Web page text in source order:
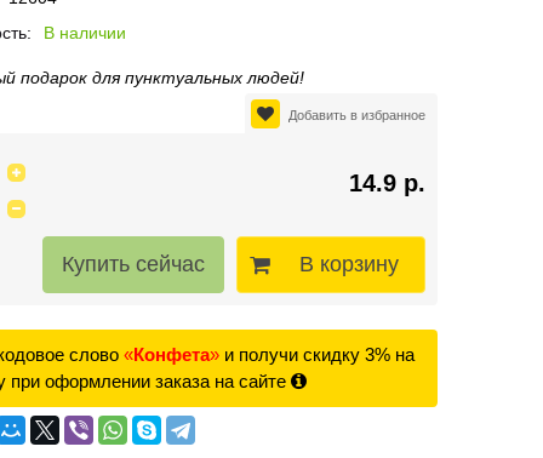
В наличии
подарок для пунктуальных людей!
Добавить в избранное
14.9 р.
В корзину
слово «Конфета» и получи скидку 3% на
при оформлении заказа на сайте